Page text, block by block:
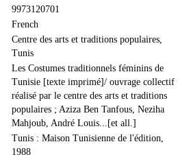
9973120701
French
Centre des arts et traditions populaires,
Tunis
Les Costumes traditionnels féminins de
Tunisie [texte imprimé]/ ouvrage collectif
réalisé par le centre des arts et traditions
populaires ; Aziza Ben Tanfous, Neziha
Mahjoub, André Louis...[et all.]
Tunis : Maison Tunisienne de l'édition,
1988